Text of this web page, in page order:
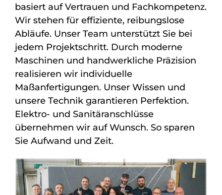
basiert auf Vertrauen und Fachkompetenz.
Wir stehen für effiziente, reibungslose
Abläufe. Unser Team unterstützt Sie bei
jedem Projektschritt. Durch moderne
Maschinen und handwerkliche Präzision
realisieren wir individuelle
Maßanfertigungen. Unser Wissen und
unsere Technik garantieren Perfektion.
Elektro- und Sanitäranschlüsse
übernehmen wir auf Wunsch. So sparen
Sie Aufwand und Zeit.